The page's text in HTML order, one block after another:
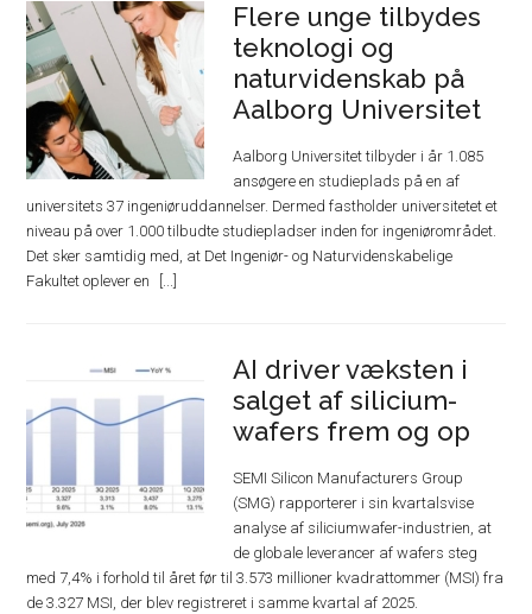
Flere unge tilbydes
teknologi og
naturvidenskab på
Aalborg Universitet
Aalborg Universitet tilbyder i år 1.085
ansøgere en studieplads på en af
universitets 37 ingeniøruddannelser. Dermed fastholder universitetet et
niveau på over 1.000 tilbudte studiepladser inden for ingeniørområdet.
Det sker samtidig med, at Det Ingeniør- og Naturvidenskabelige
Fakultet oplever en
AI driver væksten i
salget af silicium-
wafers frem og op
SEMI Silicon Manufacturers Group
(SMG) rapporterer i sin kvartalsvise
analyse af siliciumwafer-industrien, at
de globale leverancer af wafers steg
med 7,4% i forhold til året før til 3.573 millioner kvadrattommer (MSI) fra
de 3.327 MSI, der blev registreret i samme kvartal af 2025.